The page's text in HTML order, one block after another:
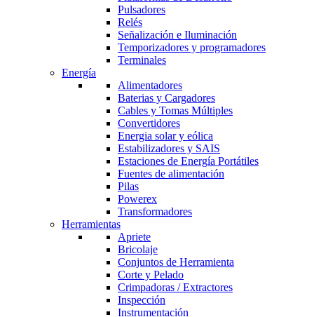
Pulsadores
Relés
Señalización e Iluminación
Temporizadores y programadores
Terminales
Energía
Alimentadores
Baterias y Cargadores
Cables y Tomas Múltiples
Convertidores
Energia solar y eólica
Estabilizadores y SAIS
Estaciones de Energía Portátiles
Fuentes de alimentación
Pilas
Powerex
Transformadores
Herramientas
Apriete
Bricolaje
Conjuntos de Herramienta
Corte y Pelado
Crimpadoras / Extractores
Inspección
Instrumentación